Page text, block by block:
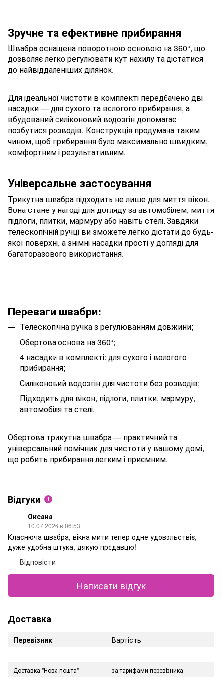
Зручне та ефективне прибирання
Швабра оснащена поворотною основою на 360°, що
дозволяє легко регулювати кут нахилу та дістатися
до найвіддаленіших ділянок.
Для ідеальної чистоти в комплекті передбачено дві
насадки — для сухого та вологого прибирання, а
вбудований силіконовий водозгін допомагає
позбутися розводів. Конструкція продумана таким
чином, щоб прибирання було максимально швидким,
комфортним і результативним.
Універсальне застосування
Трикутна швабра підходить не лише для миття вікон.
Вона стане у нагоді для догляду за автомобілем, миття
підлоги, плитки, мармуру або навіть стелі. Завдяки
телескопічній ручці ви зможете легко дістати до будь-
якої поверхні, а знімні насадки прості у догляді для
багаторазового використання.
Переваги швабри:
Телескопічна ручка з регулюванням довжини;
Обертова основа на 360°;
4 насадки в комплекті: для сухого і вологого
прибирання;
Силіконовий водозгін для чистоти без розводів;
Підходить для вікон, підлоги, плитки, мармуру,
автомобіля та стелі.
Обертова трикутна швабра — практичний та
універсальний помічник для чистоти у вашому домі,
що робить прибирання легким і приємним.
Відгуки 1
Оксана
10.07.2026 в 06:53
Класнюча швабра, вікна мити тепер одне удовольствіє,
дуже удобна штука, дякую продавцю!
Відповісти
Написати відгук
Доставка
Перевізник Вартість
Доставка "Нова пошта"
за тарифами перевізника